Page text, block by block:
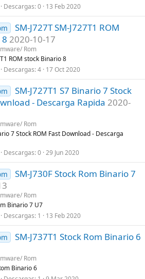
0 Descargas 0 13 Feb 2020
SM-J727T SM-J727T1 ROM
2020-10-17
Rom
ROM stock Binario 8
0 Descargas 4 17 Oct 2020
SM-J727T1 S7 Binario 7 Stock
- Descarga Rapida 2020-
Rom
7 Stock ROM Fast Download - Descarga
0 Descargas 0 29 Jun 2020
SM-J730F Stock Rom Binario 7
Rom
Binario 7 U7
0 Descargas 1 13 Feb 2020
SM-J737T1 Stock Rom Binario 6
Rom
Binario 6